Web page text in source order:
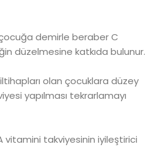
demirle beraber C
düzelmesine katkıda bulunur.
olan çocuklara düzey
yapılması tekrarlamayı
vitamini takviyesinin iyileştirici